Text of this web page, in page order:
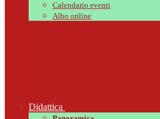
Calendario eventi
Albo online
Didattica